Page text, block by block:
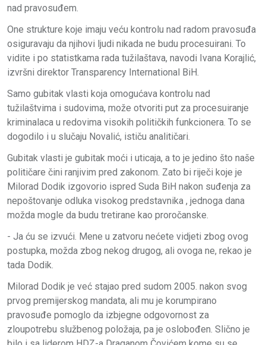
nad pravosuđem.
One strukture koje imaju veću kontrolu nad radom pravosuđa
osiguravaju da njihovi ljudi nikada ne budu procesuirani. To
vidite i po statistkama rada tužilaštava, navodi Ivana Korajlić,
izvršni direktor Transparency International BiH.
Samo gubitak vlasti koja omogućava kontrolu nad
tužilaštvima i sudovima, može otvoriti put za procesuiranje
kriminalaca u redovima visokih političkih funkcionera. To se
dogodilo i u slučaju Novalić, ističu analitičari.
Gubitak vlasti je gubitak moći i uticaja, a to je jedino što naše
političare čini ranjivim pred zakonom. Zato bi riječi koje je
Milorad Dodik izgovorio ispred Suda BiH nakon suđenja za
nepoštovanje odluka visokog predstavnika , jednoga dana
možda mogle da budu tretirane kao proročanske.
- Ja ću se izvući. Mene u zatvoru nećete vidjeti zbog ovog
postupka, možda zbog nekog drugog, ali ovoga ne, rekao je
tada Dodik.
Milorad Dodik je već stajao pred sudom 2005. nakon svog
prvog premijerskog mandata, ali mu je korumpirano
pravosuđe pomoglo da izbjegne odgovornost za
zloupotrebu službenog položaja, pa je oslobođen. Slično je